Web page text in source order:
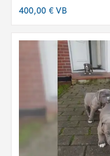
400,00 €VB